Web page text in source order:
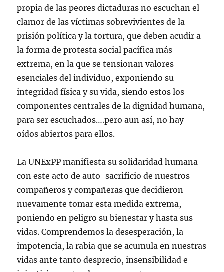
propia de las peores dictaduras no escuchan el
clamor de las víctimas sobrevivientes de la
prisión política y la tortura, que deben acudir a
la forma de protesta social pacífica más
extrema, en la que se tensionan valores
esenciales del individuo, exponiendo su
integridad física y su vida, siendo estos los
componentes centrales de la dignidad humana,
para ser escuchados….pero aun así, no hay
oídos abiertos para ellos.
La UNExPP manifiesta su solidaridad humana
con este acto de auto-sacrificio de nuestros
compañeros y compañeras que decidieron
nuevamente tomar esta medida extrema,
poniendo en peligro su bienestar y hasta sus
vidas. Comprendemos la desesperación, la
impotencia, la rabia que se acumula en nuestras
vidas ante tanto desprecio, insensibilidad e